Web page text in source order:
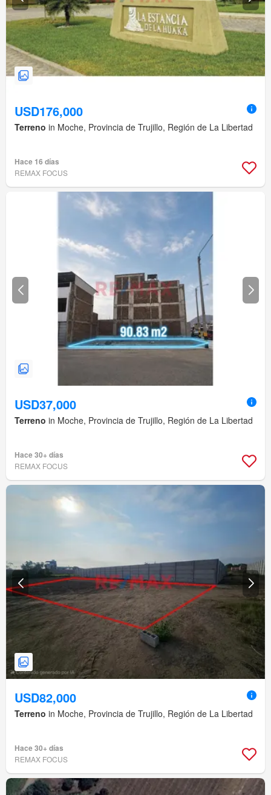
USD176,000
Terreno in Moche, Provincia de Trujillo, Región de La Libertad
Hace 16 días
REMAX FOCUS
USD37,000
Terreno in Moche, Provincia de Trujillo, Región de La Libertad
Hace 30+ días
REMAX FOCUS
USD82,000
Terreno in Moche, Provincia de Trujillo, Región de La Libertad
Hace 30+ días
REMAX FOCUS